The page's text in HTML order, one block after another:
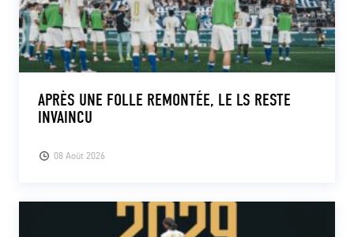
08 Août 2026
APRÈS UNE FOLLE REMONTÉE, LE LS RESTE
INVAINCU